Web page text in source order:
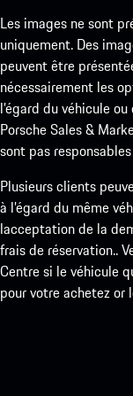
Les images ne sont
uniquement. Des
peuvent être
nécessairement les
l’égard du véhicule
Porsche Sales &
sont pas
Plusieurs clients
à l’égard du même
lacceptation de la
frais de réservation..
Centre si le véhicule
pour votre achetez or